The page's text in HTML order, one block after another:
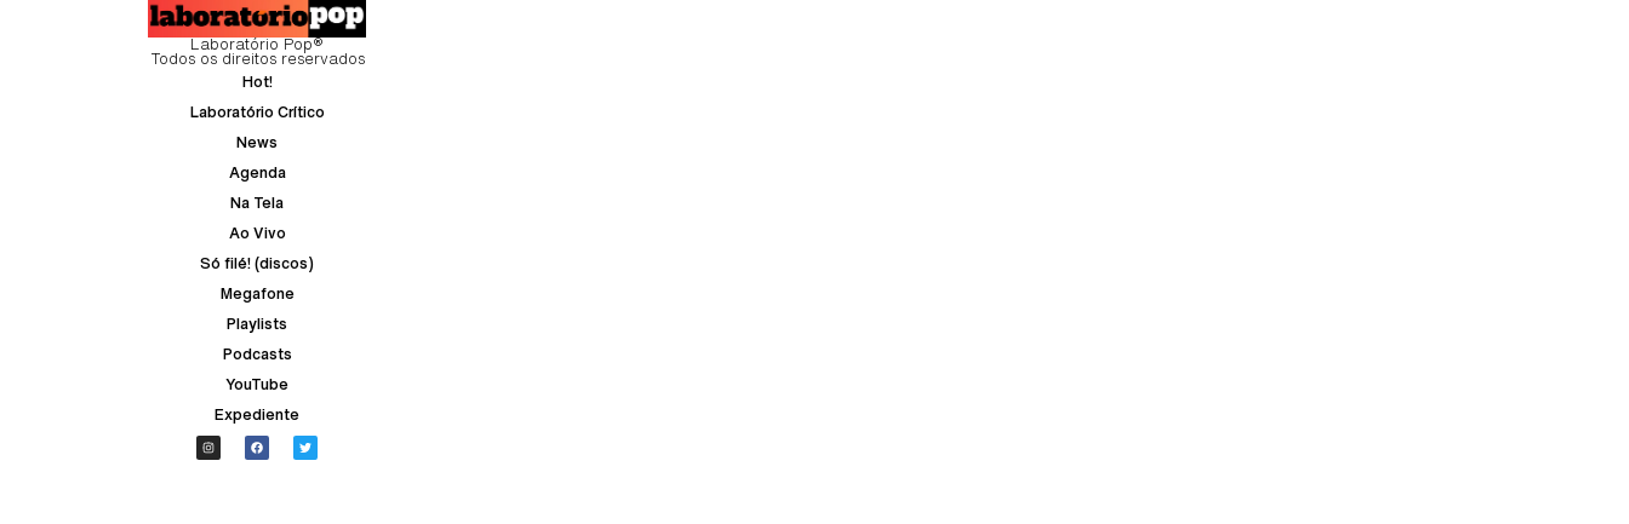
Laboratório Pop®
Todos os direitos reservados
Hot!
Laboratório Crítico
News
Agenda
Na Tela
Ao Vivo
Só filé! (discos)
Megafone
Playlists
Podcasts
YouTube
Expediente